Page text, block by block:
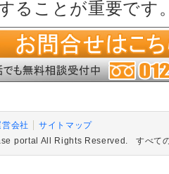
ることが重要です
営会社
サイトマップ
portal All Rights Reserved. すべての